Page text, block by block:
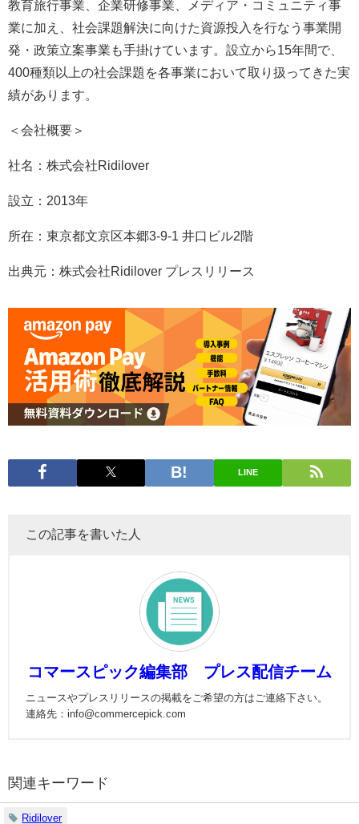
教育旅行事業、企業研修事業、メディア・コミュニティ事
業に加え、社会課題解決に向けた資源投入を行なう事業開
発・政策立案事業も手掛けています。設立から15年間で、
400種類以上の社会課題を各事業において取り扱ってきた実
績があります。
＜会社概要＞
社名：株式会社Ridilover
設立：2013年
所在：東京都文京区本郷3-9-1 井口ビル2階
出典元：株式会社Ridilover プレスリリース
LINE
この記事を書いた人
コマースピック編集部 プレス配信チーム
ニュースやプレスリリースの掲載をご希望の方はご連絡下さい。
連絡先：info@commercepick.com
関連キーワード
Ridilover